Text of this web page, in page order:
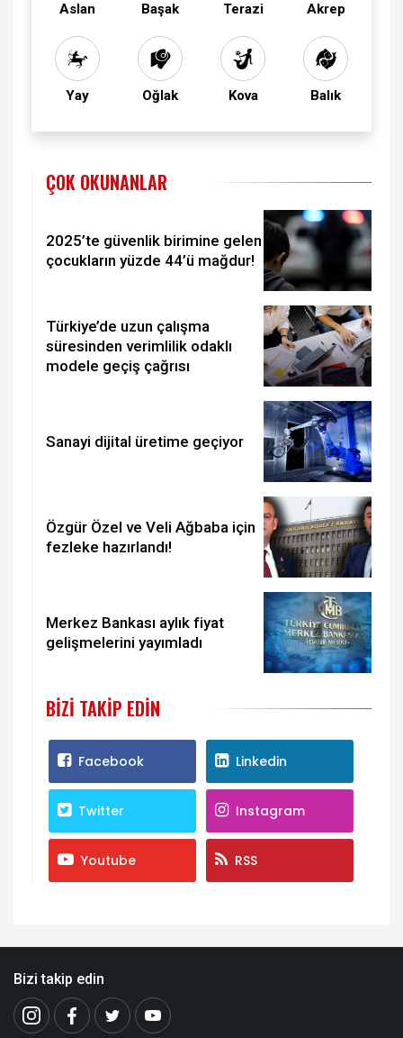
Aslan Başak Terazi Akrep
Yay Oğlak Kova Balık
ÇOK OKUNANLAR
2025’te güvenlik birimine gelen
çocukların yüzde 44’ü mağdur!
Türkiye’de uzun çalışma
süresinden verimlilik odaklı
modele geçiş çağrısı
Sanayi dijital üretime geçiyor
Özgür Özel ve Veli Ağbaba için
fezleke hazırlandı!
Merkez Bankası aylık fiyat
gelişmelerini yayımladı
BIZI TAKIP EDIN
Facebook Linkedin
Twitter Instagram
Youtube RSS
Bizi takip edin